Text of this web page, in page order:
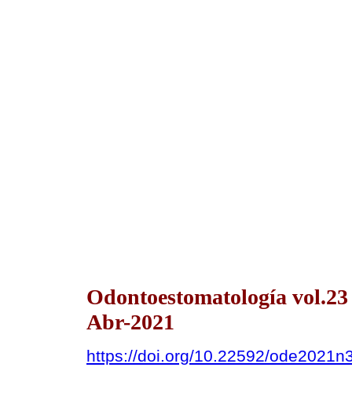
Odontoestomatología
Abr-2021
https://doi.org/10.22592/